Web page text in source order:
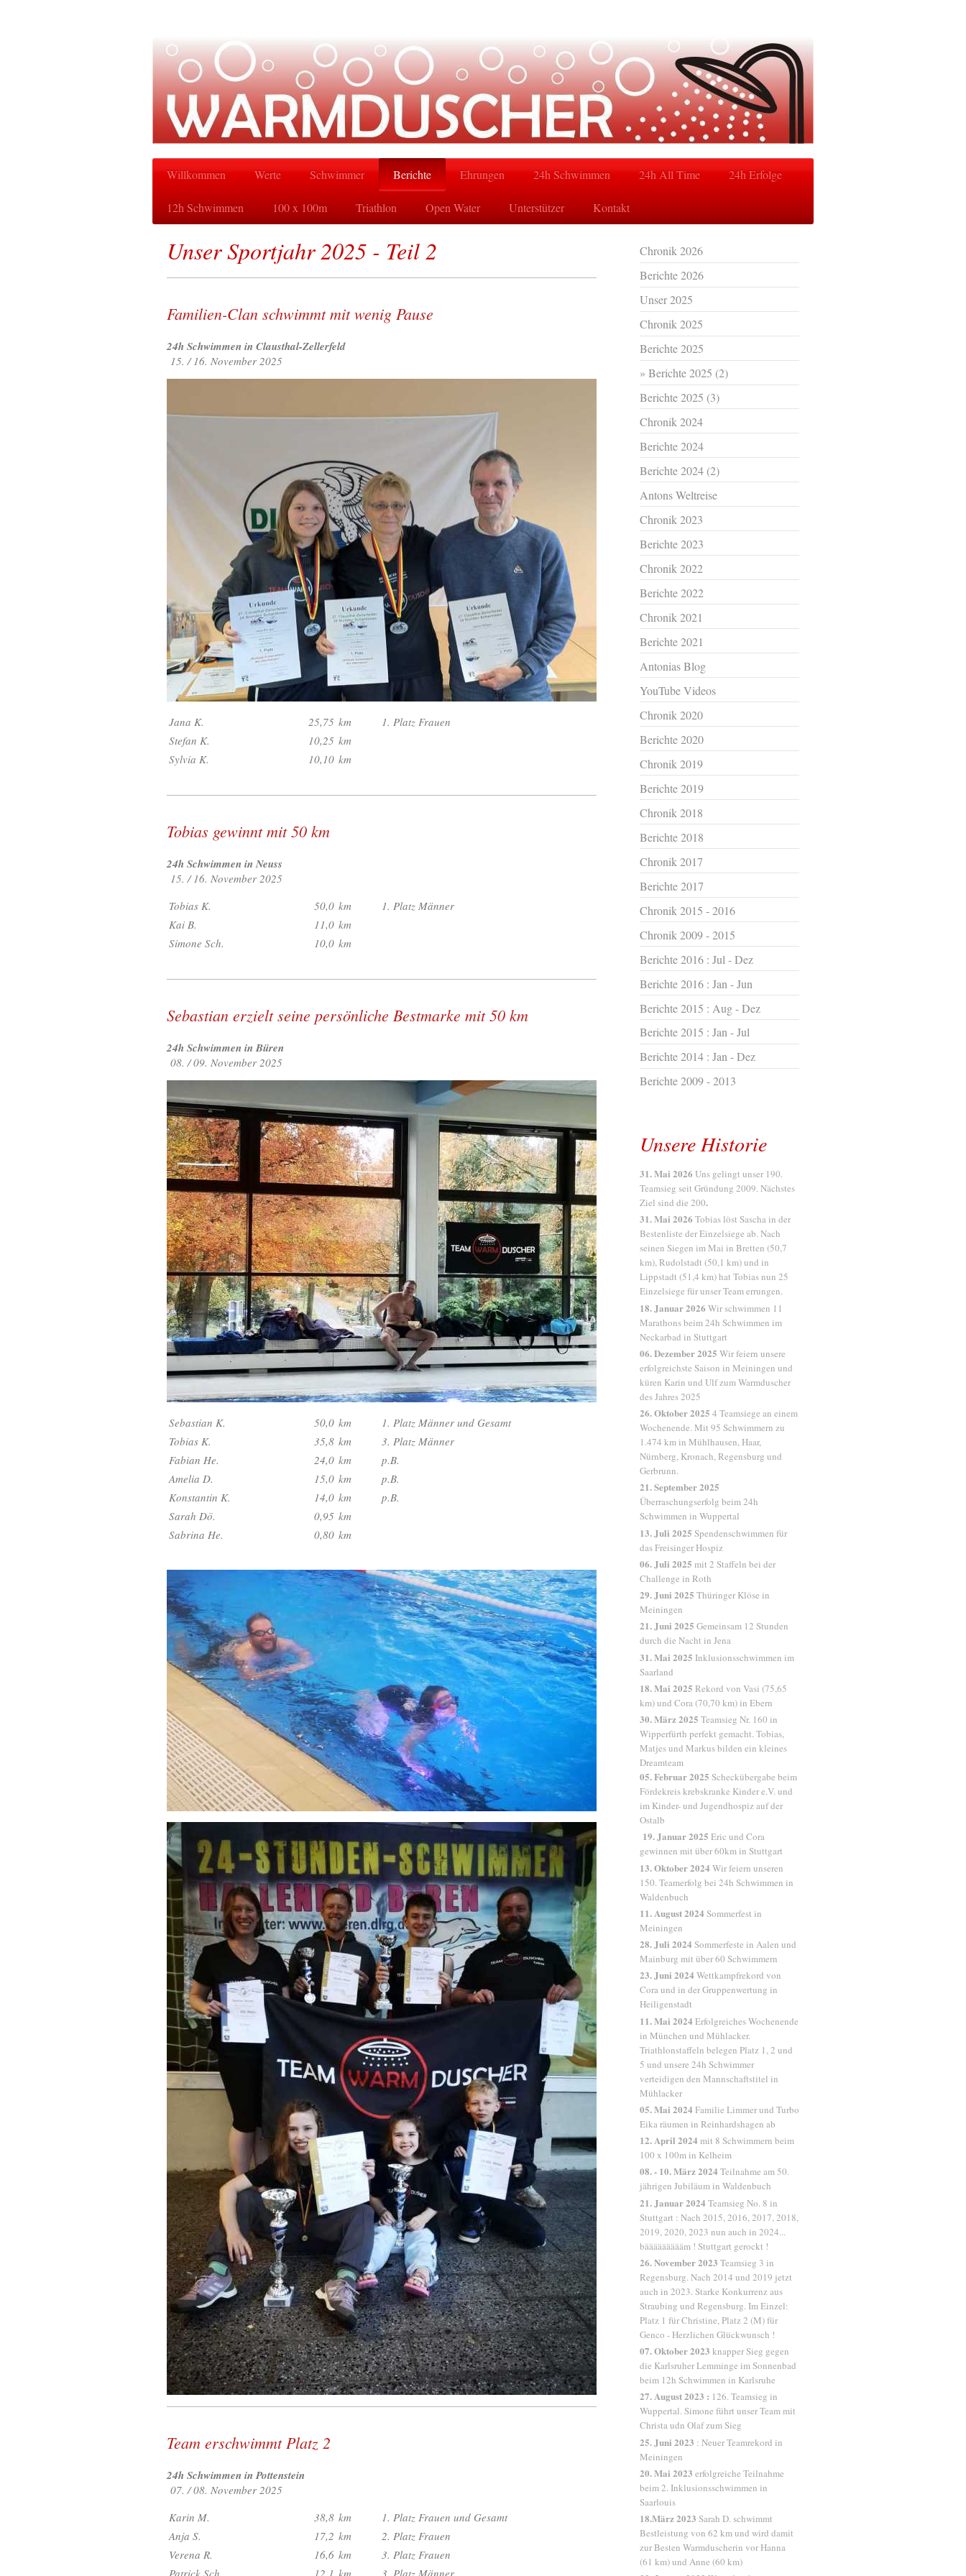
Willkommen Werte Schwimmer Berichte Ehrungen 24h Schwimmen 24h All Time 24h Erfolge
12h Schwimmen 100 x 100m Triathlon Open Water Unterstützer Kontakt
Unser Sportjahr 2025 - Teil 2
Familien-Clan schwimmt mit wenig Pause
24h Schwimmen in Clausthal-Zellerfeld
15. / 16. November 2025
Jana K. 25,75 km
1. Platz Frauen
Stefan K.
10,25 km
Sylvia K.
10,10 km
Tobias gewinnt mit 50 km
24h Schwimmen in Neuss
15. / 16. November 2025
Tobias K.
50,0 km
1. Platz Männer
Kai B.
11,0 km
Simone Sch.
10,0 km
Sebastian erzielt seine persönliche Bestmarke mit 50 km
24h Schwimmen in Büren
08. / 09. November 2025
Sebastian K. 50,0 km
1. Platz Männer und Gesamt
Tobias K.
35,8 km
3. Platz Männer
Fabian He.
24,0 km
p.B.
Amelia D.
15,0 km
p.B.
Konstantin K.
14,0 km
p.B.
Sarah Dö.
0,95 km
Sabrina He.
0,80 km
Team erschwimmt Platz 2
24h Schwimmen in Pottenstein
07. / 08. November 2025
Karin M.
38,8 km
1. Platz Frauen und Gesamt
Anja S.
17,2 km
2. Platz Frauen
Verena R.
16,6 km
3. Platz Frauen
Patrick Sch.
12,1 km 3. Platz Männer
Chronik 2026
Berichte 2026
Unser 2025
Chronik 2025
Berichte 2025
Berichte 2025 (2)
Berichte 2025 (3)
Chronik 2024
Berichte 2024
Berichte 2024 (2)
Antons Weltreise
Chronik 2023
Berichte 2023
Chronik 2022
Berichte 2022
Chronik 2021
Berichte 2021
Antonias Blog
YouTube Videos
Chronik 2020
Berichte 2020
Chronik 2019
Berichte 2019
Chronik 2018
Berichte 2018
Chronik 2017
Berichte 2017
Chronik 2015 - 2016
Chronik 2009 - 2015
Berichte 2016 : Jul - Dez
Berichte 2016 : Jan - Jun
Berichte 2015 : Aug - Dez
Berichte 2015 : Jan - Jul
Berichte 2014 : Jan - Dez
Berichte 2009 - 2013
Unsere Historie
31. Mai 2026 Uns gelingt unser 190.
Teamsieg seit Gründung 2009. Nächstes
Ziel sind die 200.
31. Mai 2026 Tobias löst Sascha in der
Bestenliste der Einzelsiege ab. Nach
seinen Siegen im Mai in Bretten (50,7
km), Rudolstadt (50,1 km) und in
Lippstadt (51,4 km) hat Tobias nun 25
Einzelsiege für unser Team errungen.
18. Januar 2026 Wir schwimmen 11
Marathons beim 24h Schwimmen im
Neckarbad in Stuttgart
06. Dezember 2025 Wir feiern unsere
erfolgreichste Saison in Meiningen und
küren Karin und Ulf zum Warmduscher
des Jahres 2025
26. Oktober 2025 4 Teamsiege an einem
Wochenende. Mit 95 Schwimmern zu
1.474 km in Mühlhausen, Haar,
Nürnberg, Kronach, Regensburg und
Gerbrunn.
21. September 2025
Überraschungserfolg beim 24h
Schwimmen in Wuppertal
13. Juli 2025 Spendenschwimmen für
das Freisinger Hospiz
06. Juli 2025 mit 2 Staffeln bei der
Challenge in Roth
29. Juni 2025 Thüringer Klöse in
Meiningen
21. Juni 2025 Gemeinsam 12 Stunden
durch die Nacht in Jena
31. Mai 2025 Inklusionsschwimmen im
Saarland
18. Mai 2025 Rekord von Vasi (75,65
km) und Cora (70,70 km) in Ebern
30. März 2025 Teamsieg Nr. 160 in
Wipperfürth perfekt gemacht. Tobias,
Matjes und Markus bilden ein kleines
Dreamteam
05. Februar 2025 Scheckübergabe beim
Fördekreis krebskranke Kinder e.V. und
im Kinder- und Jugendhospiz auf der
Ostalb
19. Januar 2025 Eric und Cora
gewinnen mit über 60km in Stuttgart
13. Oktober 2024 Wir feiern unseren
150. Teamerfolg bei 24h Schwimmen in
Waldenbuch
11. August 2024 Sommerfest in
Meiningen
28. Juli 2024 Sommerfeste in Aalen und
Mainburg mit über 60 Schwimmern
23. Juni 2024 Wettkampfrekord von
Cora und in der Gruppenwertung in
Heiligenstadt
11. Mai 2024 Erfolgreiches Wochenende
in München und Mühlacker.
Triathlonstaffeln belegen Platz 1, 2 und
5 und unsere 24h Schwimmer
verteidigen den Mannschaftstitel in
Mühlacker
05. Mai 2024 Familie Limmer und Turbo
Eika räumen in Reinhardshagen ab
12. April 2024 mit 8 Schwimmern beim
100 x 100m in Kelheim
08. - 10. März 2024 Teilnahme am 50.
jährigen Jubiläum in Waldenbuch
21. Januar 2024 Teamsieg No. 8 in
Stuttgart : Nach 2015, 2016, 2017, 2018,
2019, 2020, 2023 nun auch in 2024...
bäääääääääm ! Stuttgart gerockt !
26. November 2023 Teamsieg 3 in
Regensburg. Nach 2014 und 2019 jetzt
auch in 2023. Starke Konkurrenz aus
Straubing und Regensburg. Im Einzel:
Platz 1 für Christine, Platz 2 (M) für
Genco - Herzlichen Glückwunsch !
07. Oktober 2023 knapper Sieg gegen
die Karlsruher Lemminge im Sonnenbad
beim 12h Schwimmen in Karlsruhe
27. August 2023 : 126. Teamsieg in
Wuppertal. Simone führt unser Team mit
Christa udn Olaf zum Sieg
25. Juni 2023 : Neuer Teamrekord in
Meiningen
20. Mai 2023 erfolgreiche Teilnahme
beim 2. Inklusionsschwimmen in
Saarlouis
18.März 2023 Sarah D. schwimmt
Bestleistung von 62 km und wird damit
zur Besten Warmduscherin vor Hanna
(61 km) und Anne (60 km)